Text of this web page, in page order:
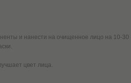
и нанести на очищенное лицо на 10-30
цвет лица.